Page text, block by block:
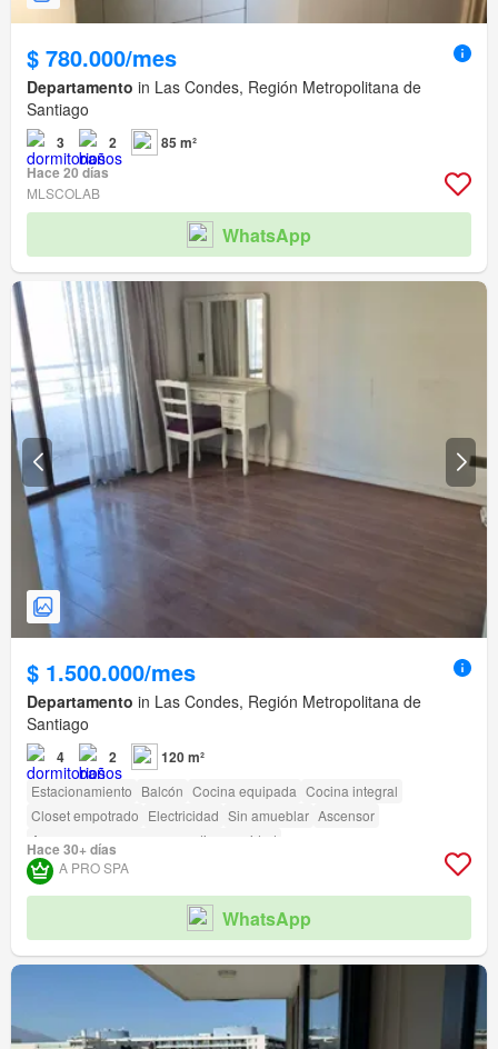
$ 780.000/mes
Departamento in Las Condes, Región Metropolitana de
Santiago
3 2
85 m²
Hace 20 días
MLSCOLAB
WhatsApp
$ 1.500.000/mes
Departamento in Las Condes, Región Metropolitana de
Santiago
4 2 120 m²
Estacionamiento Balcón Cocina equipada Cocina integral
Closet empotrado Electricidad Sin amueblar Ascensor
Acceso para personas con discapacidad
Hace 30+ días
A PRO SPA
WhatsApp